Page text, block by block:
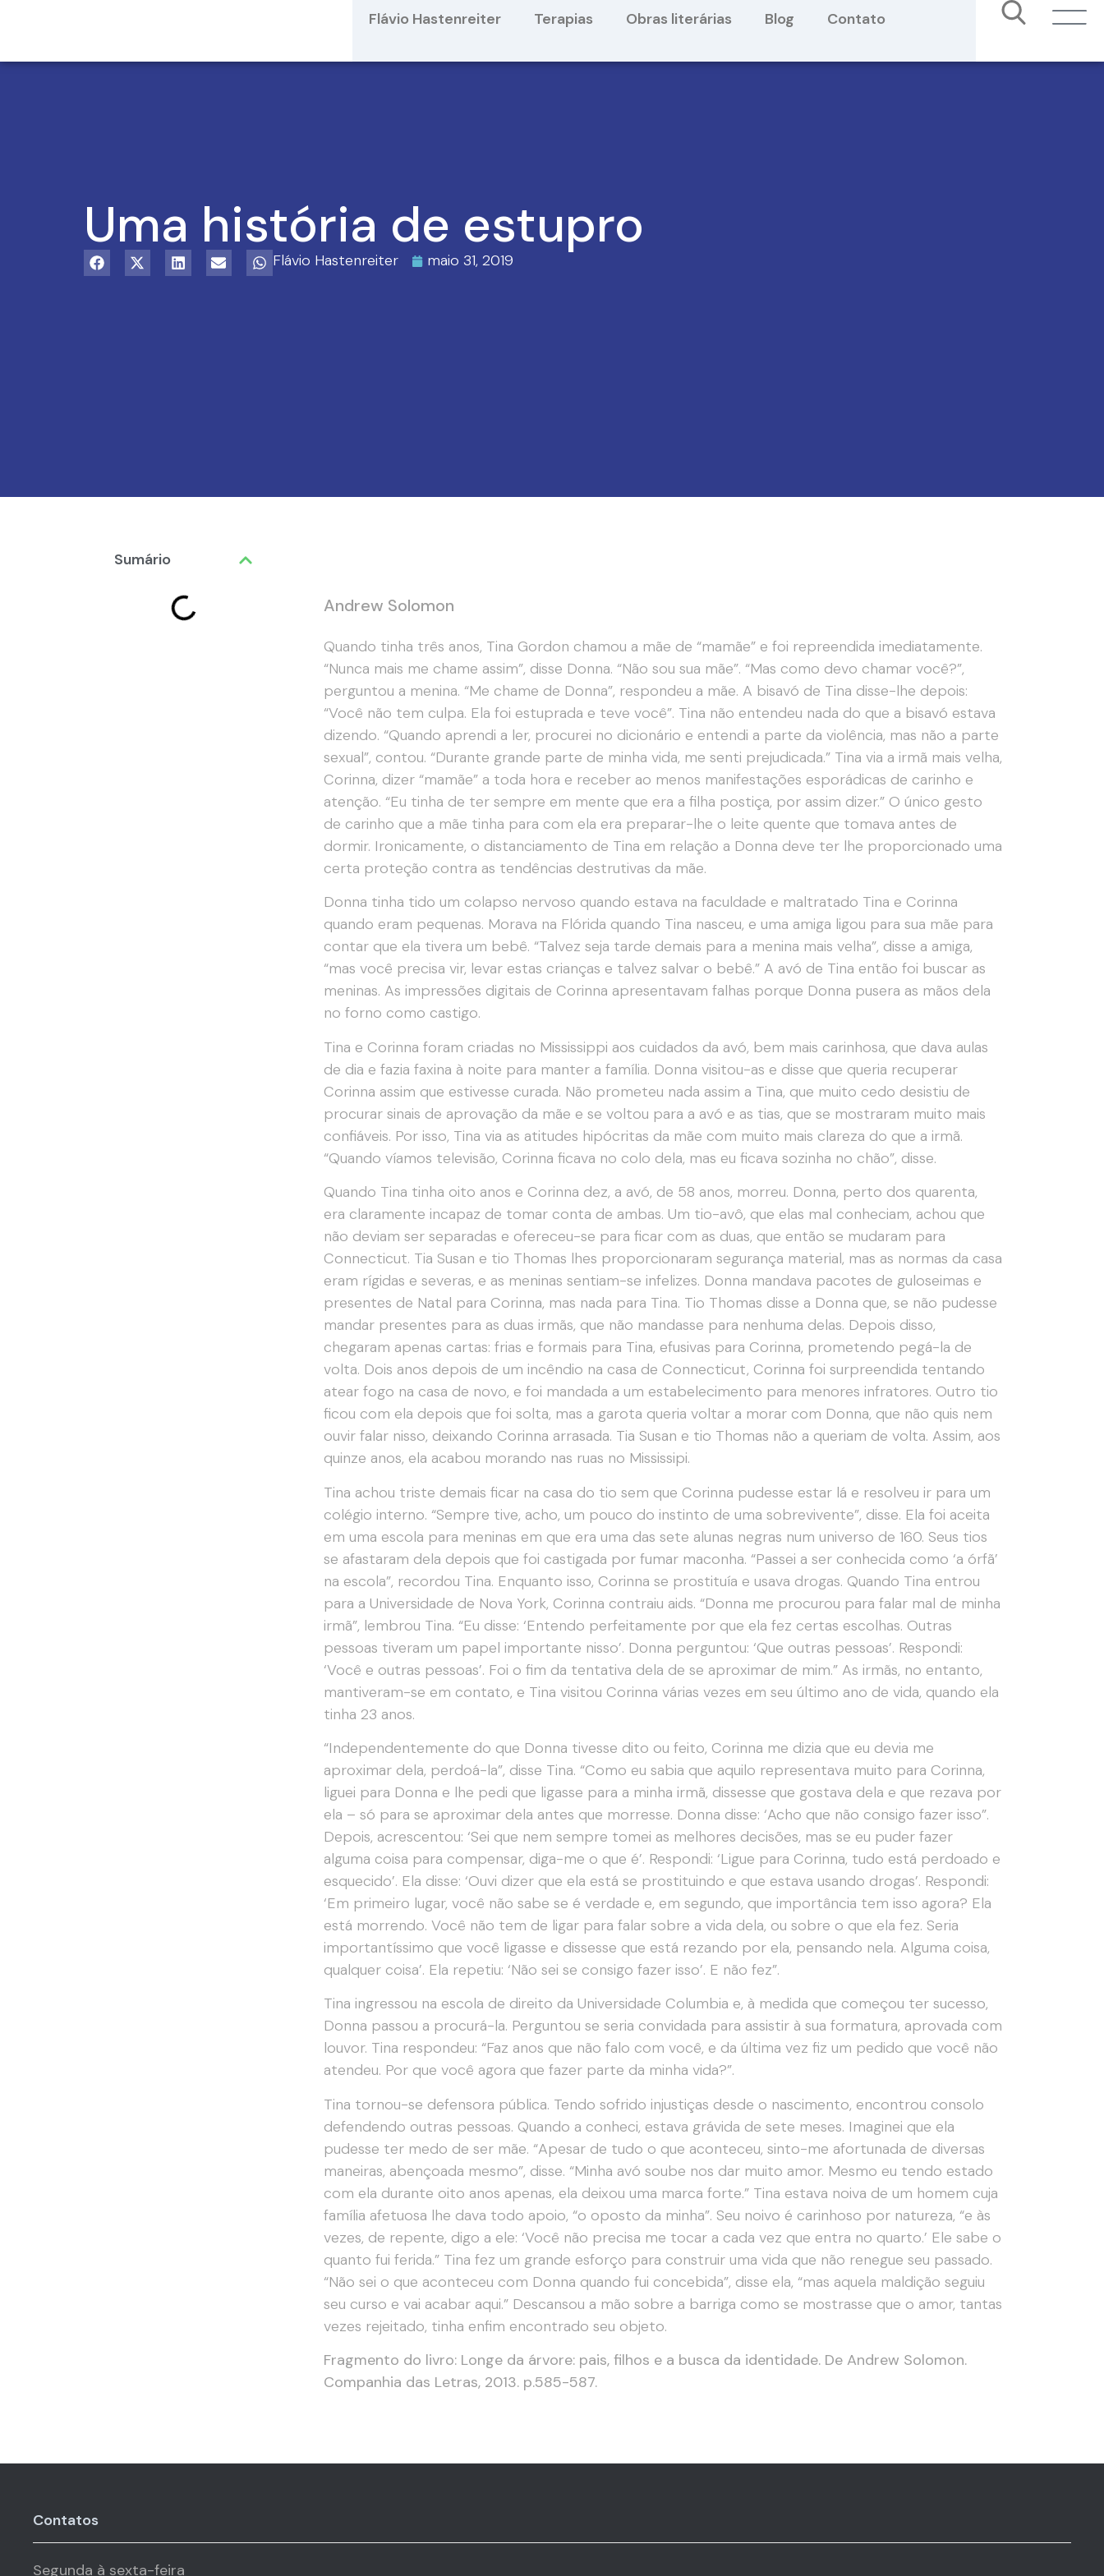
Flávio Hastenreiter Terapias Obras literárias Blog Contato
Uma história de estupro
Flávio Hastenreiter maio 31, 2019
Sumário
Andrew Solomon
Quando tinha três anos, Tina Gordon chamou a mãe de “mamãe” e foi repreendida imediatamente.
“Nunca mais me chame assim”, disse Donna. “Não sou sua mãe”. “Mas como devo chamar você?”,
perguntou a menina. “Me chame de Donna”, respondeu a mãe. A bisavó de Tina disse-lhe depois:
“Você não tem culpa. Ela foi estuprada e teve você”. Tina não entendeu nada do que a bisavó estava
dizendo. “Quando aprendi a ler, procurei no dicionário e entendi a parte da violência, mas não a parte
sexual”, contou. “Durante grande parte de minha vida, me senti prejudicada.” Tina via a irmã mais velha,
Corinna, dizer “mamãe” a toda hora e receber ao menos manifestações esporádicas de carinho e
atenção. “Eu tinha de ter sempre em mente que era a filha postiça, por assim dizer.” O único gesto
de carinho que a mãe tinha para com ela era preparar-lhe o leite quente que tomava antes de
dormir. Ironicamente, o distanciamento de Tina em relação a Donna deve ter lhe proporcionado uma
certa proteção contra as tendências destrutivas da mãe.
Donna tinha tido um colapso nervoso quando estava na faculdade e maltratado Tina e Corinna
quando eram pequenas. Morava na Flórida quando Tina nasceu, e uma amiga ligou para sua mãe para
contar que ela tivera um bebê. “Talvez seja tarde demais para a menina mais velha”, disse a amiga,
“mas você precisa vir, levar estas crianças e talvez salvar o bebê.” A avó de Tina então foi buscar as
meninas. As impressões digitais de Corinna apresentavam falhas porque Donna pusera as mãos dela
no forno como castigo.
Tina e Corinna foram criadas no Mississippi aos cuidados da avó, bem mais carinhosa, que dava aulas
de dia e fazia faxina à noite para manter a família. Donna visitou-as e disse que queria recuperar
Corinna assim que estivesse curada. Não prometeu nada assim a Tina, que muito cedo desistiu de
procurar sinais de aprovação da mãe e se voltou para a avó e as tias, que se mostraram muito mais
confiáveis. Por isso, Tina via as atitudes hipócritas da mãe com muito mais clareza do que a irmã.
“Quando víamos televisão, Corinna ficava no colo dela, mas eu ficava sozinha no chão”, disse.
Quando Tina tinha oito anos e Corinna dez, a avó, de 58 anos, morreu. Donna, perto dos quarenta,
era claramente incapaz de tomar conta de ambas. Um tio-avô, que elas mal conheciam, achou que
não deviam ser separadas e ofereceu-se para ficar com as duas, que então se mudaram para
Connecticut. Tia Susan e tio Thomas lhes proporcionaram segurança material, mas as normas da casa
eram rígidas e severas, e as meninas sentiam-se infelizes. Donna mandava pacotes de guloseimas e
presentes de Natal para Corinna, mas nada para Tina. Tio Thomas disse a Donna que, se não pudesse
mandar presentes para as duas irmãs, que não mandasse para nenhuma delas. Depois disso,
chegaram apenas cartas: frias e formais para Tina, efusivas para Corinna, prometendo pegá-la de
volta. Dois anos depois de um incêndio na casa de Connecticut, Corinna foi surpreendida tentando
atear fogo na casa de novo, e foi mandada a um estabelecimento para menores infratores. Outro tio
ficou com ela depois que foi solta, mas a garota queria voltar a morar com Donna, que não quis nem
ouvir falar nisso, deixando Corinna arrasada. Tia Susan e tio Thomas não a queriam de volta. Assim, aos
quinze anos, ela acabou morando nas ruas no Mississipi.
Tina achou triste demais ficar na casa do tio sem que Corinna pudesse estar lá e resolveu ir para um
colégio interno. “Sempre tive, acho, um pouco do instinto de uma sobrevivente”, disse. Ela foi aceita
em uma escola para meninas em que era uma das sete alunas negras num universo de 160. Seus tios
se afastaram dela depois que foi castigada por fumar maconha. “Passei a ser conhecida como ‘a órfã’
na escola”, recordou Tina. Enquanto isso, Corinna se prostituía e usava drogas. Quando Tina entrou
para a Universidade de Nova York, Corinna contraiu aids. “Donna me procurou para falar mal de minha
irmã”, lembrou Tina. “Eu disse: ‘Entendo perfeitamente por que ela fez certas escolhas. Outras
pessoas tiveram um papel importante nisso’. Donna perguntou: ‘Que outras pessoas’. Respondi:
‘Você e outras pessoas’. Foi o fim da tentativa dela de se aproximar de mim.” As irmãs, no entanto,
mantiveram-se em contato, e Tina visitou Corinna várias vezes em seu último ano de vida, quando ela
tinha 23 anos.
“Independentemente do que Donna tivesse dito ou feito, Corinna me dizia que eu devia me
aproximar dela, perdoá-la”, disse Tina. “Como eu sabia que aquilo representava muito para Corinna,
liguei para Donna e lhe pedi que ligasse para a minha irmã, dissesse que gostava dela e que rezava por
ela – só para se aproximar dela antes que morresse. Donna disse: ‘Acho que não consigo fazer isso”.
Depois, acrescentou: ‘Sei que nem sempre tomei as melhores decisões, mas se eu puder fazer
alguma coisa para compensar, diga-me o que é’. Respondi: ‘Ligue para Corinna, tudo está perdoado e
esquecido’. Ela disse: ‘Ouvi dizer que ela está se prostituindo e que estava usando drogas’. Respondi:
‘Em primeiro lugar, você não sabe se é verdade e, em segundo, que importância tem isso agora? Ela
está morrendo. Você não tem de ligar para falar sobre a vida dela, ou sobre o que ela fez. Seria
importantíssimo que você ligasse e dissesse que está rezando por ela, pensando nela. Alguma coisa,
qualquer coisa’. Ela repetiu: ‘Não sei se consigo fazer isso’. E não fez”.
Tina ingressou na escola de direito da Universidade Columbia e, à medida que começou ter sucesso,
Donna passou a procurá-la. Perguntou se seria convidada para assistir à sua formatura, aprovada com
louvor. Tina respondeu: “Faz anos que não falo com você, e da última vez fiz um pedido que você não
atendeu. Por que você agora que fazer parte da minha vida?”.
Tina tornou-se defensora pública. Tendo sofrido injustiças desde o nascimento, encontrou consolo
defendendo outras pessoas. Quando a conheci, estava grávida de sete meses. Imaginei que ela
pudesse ter medo de ser mãe. “Apesar de tudo o que aconteceu, sinto-me afortunada de diversas
maneiras, abençoada mesmo”, disse. “Minha avó soube nos dar muito amor. Mesmo eu tendo estado
com ela durante oito anos apenas, ela deixou uma marca forte.” Tina estava noiva de um homem cuja
família afetuosa lhe dava todo apoio, “o oposto da minha”. Seu noivo é carinhoso por natureza, “e às
vezes, de repente, digo a ele: ‘Você não precisa me tocar a cada vez que entra no quarto.’ Ele sabe o
quanto fui ferida.” Tina fez um grande esforço para construir uma vida que não renegue seu passado.
“Não sei o que aconteceu com Donna quando fui concebida”, disse ela, “mas aquela maldição seguiu
seu curso e vai acabar aqui.” Descansou a mão sobre a barriga como se mostrasse que o amor, tantas
vezes rejeitado, tinha enfim encontrado seu objeto.
Fragmento do livro: Longe da árvore: pais, filhos e a busca da identidade. De Andrew Solomon.
Companhia das Letras, 2013. p.585-587.
Contatos
Segunda à sexta-feira